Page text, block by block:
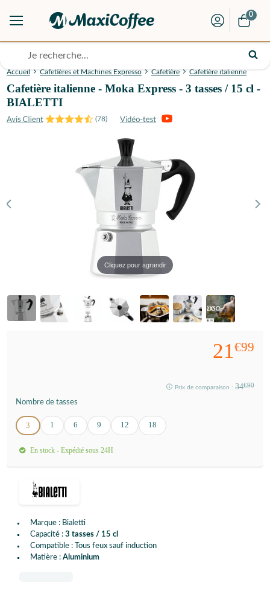
0
Accueil Cafetières et Machines Expresso Cafetière Cafetière italienne
Cafetière italienne - Moka Express - 3 tasses / 15 cl -
BIALETTI
(78)
Cliquez pour agrandir
Marque : Bialetti
Capacité : 3 tasses / 15 cl
Compatible : Tous feux sauf induction
Matière : Aluminium
21 €99
Prix de comparaison : 34€90
Nombre de tasses
3 1 6 9 12 18
En stock - Expédié sous 24H